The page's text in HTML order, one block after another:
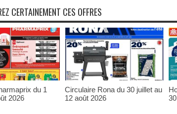
CERTAINEMENT CES OFFRES
du 1
2026
Circulaire Rona du 30 juillet au
12 août 2026